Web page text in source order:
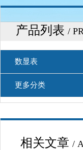
产品列表 /
数显表
更多分类
相关文章 /